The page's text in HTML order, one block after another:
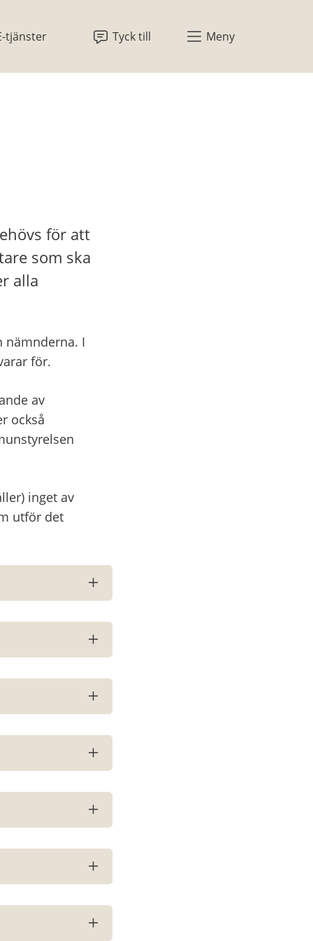
tjänster Tyck till Meny
för att
som ska
alla
nämnderna. I
för.
av
också
inget av
utför det